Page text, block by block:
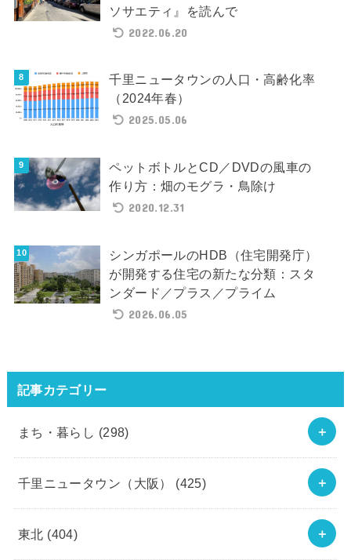
ソサエティ』を読んで
2022.06.20
千里ニュータウンの人口・高齢化率
（2024年春）
2025.05.06
ペットボトルとCD／DVDの風車の
作り方：畑のモグラ・鳥除け
2020.12.31
シンガポールのHDB（住宅開発庁）
が開発する住宅の新たな分類：スタ
ンダード／プラス／プライム
2026.06.05
記事カテゴリー
まち・暮らし (298)
千里ニュータウン（大阪） (425)
東北 (404)